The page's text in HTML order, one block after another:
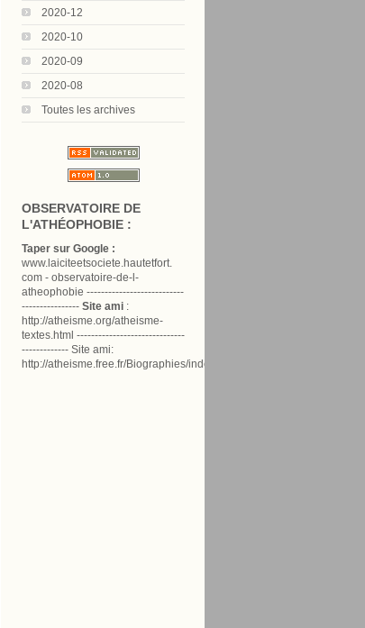
2020-12
2020-10
2020-09
2020-08
Toutes les archives
OBSERVATOIRE DE
L'ATHÉOPHOBIE :
Taper sur Google :
www.laiciteetsociete.hautetfort.
com - observatoire-de-l-
atheophobie ---------------------------
---------------- Site ami :
http://atheisme.org/atheisme-
textes.html ------------------------------
------------- Site ami:
http://atheisme.free.fr/Biographies/index.html